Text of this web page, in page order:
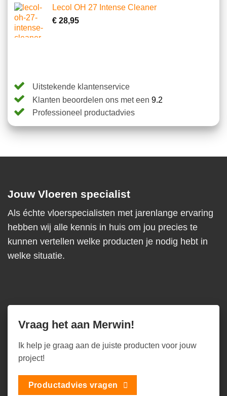
Lecol OH 27 Intense Cleaner
€28,95
Uitstekende klantenservice
Klanten beoordelen ons met een 9.2
Professioneel productadvies
Jouw Vloeren specialist
Als échte vloerspecialisten met jarenlange ervaring
hebben wij alle kennis in huis om jou precies te
kunnen vertellen welke producten je nodig hebt in
welke situatie.
Vraag het aan Merwin!
Ik help je graag aan de juiste producten voor jouw
project!
Productadvies vragen